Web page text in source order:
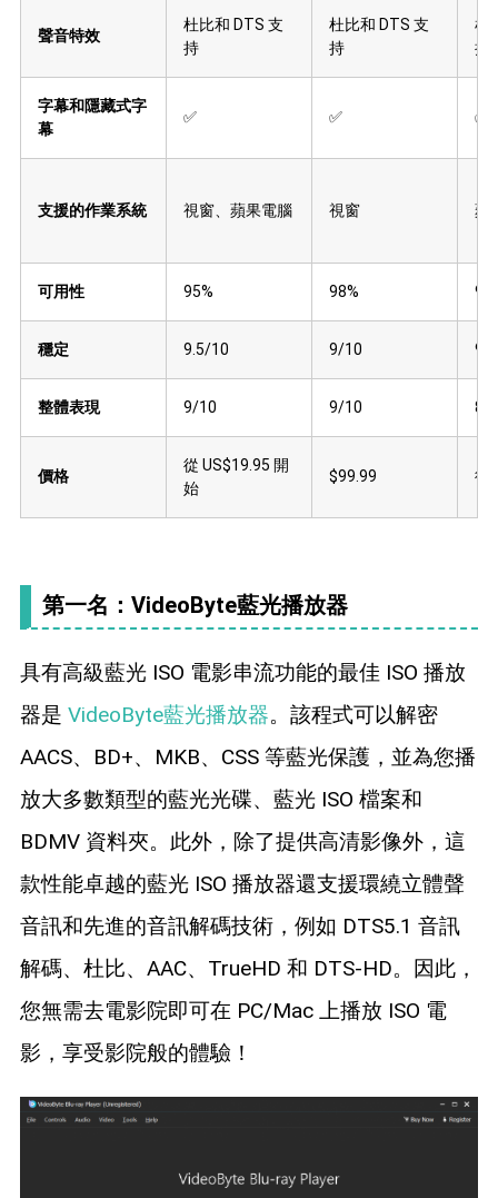
聲音特效
杜比和 DTS 支
持
杜比和 DTS 支
持
杜
持
字幕和隱藏式字
幕
✅ ✅ ✅
支援的作業系統 視窗、蘋果電腦 視窗 蘋
可用性 95% 98%
穩定 9.5/10 9/10 9/
整體表現 9/10 9/10 8/
價格
從 US$19.95 開
始
$99.99 從
第一名：VideoByte藍光播放器
具有高級藍光 ISO 電影串流功能的最佳 ISO 播放
器是 VideoByte藍光播放器。該程式可以解密
AACS、BD+、MKB、CSS 等藍光保護，並為您播
放大多數類型的藍光光碟、藍光 ISO 檔案和
BDMV 資料夾。此外，除了提供高清影像外，這
款性能卓越的藍光 ISO 播放器還支援環繞立體聲
音訊和先進的音訊解碼技術，例如 DTS5.1 音訊
解碼、杜比、AAC、TrueHD 和 DTS-HD。因此，
您無需去電影院即可在 PC/Mac 上播放 ISO 電
影，享受影院般的體驗！